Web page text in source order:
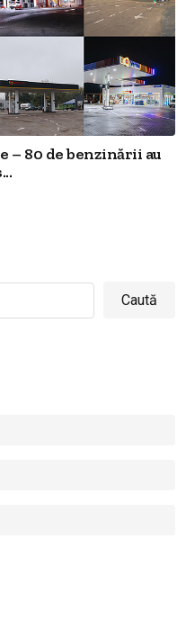
– 80 de benzinării au